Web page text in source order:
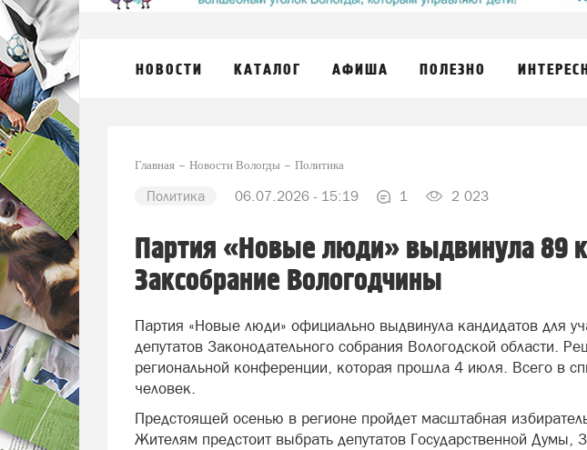
НОВОСТИ КАТАЛОГ АФИША ПОЛЕЗНО
Главная Новости Вологды Политика
Политика 06.07.2026 - 15:19 1 2 023
Партия «Новые люди» выдвинула 89
Заксобрание Вологодчины
Партия «Новые люди» официально выдвинула кандидатов для
депутатов Законодательного собрания Вологодской области.
региональной конференции, которая прошла 4 июля. Всего в
человек.
Предстоящей осенью в регионе пройдет масштабная
Жителям предстоит выбрать депутатов Государственной Думы,